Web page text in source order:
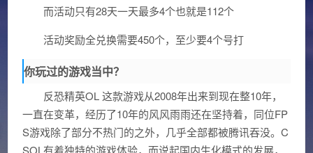
而活动只有28天一天最多4个也就是112个
活动奖励全兑换需要450个，至少要4个号打
你玩过的游戏当中？
反恐精英OL 这款游戏从2008年出来到现在整10年，
一直在变革，经历了10年的风风雨雨还在坚持着，同位FP
S游戏除了部分不热门的之外，几乎全部都被腾讯吞没。C
SOL有着独特的游戏体验，而说起国内生化模式的发展，